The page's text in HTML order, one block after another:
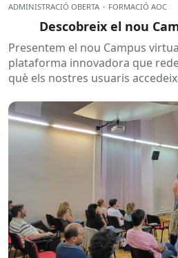
ADMINISTRACIÓ OBERTA · FORMACIÓ AOC
Descobreix el nou
Presentem el nou Campus
plataforma innovadora que
què els nostres usuaris